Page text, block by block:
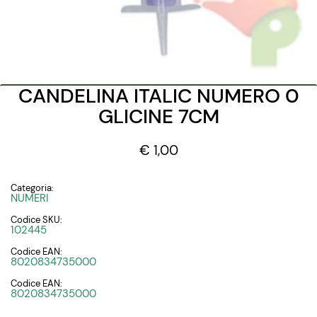
CANDELINA ITALIC NUMERO 0
GLICINE 7CM
€ 1,00
Categoria:
NUMERI
Codice SKU:
102445
Codice EAN:
8020834735000
Codice EAN:
8020834735000